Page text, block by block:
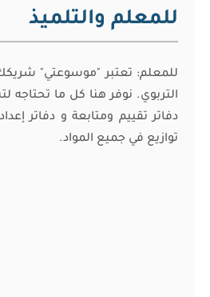
للمعلم والتلميذ
للمعلم: تعتبر "موسوعتي"
التربوي. نوفر هنا كل ما تحتاجه
دفاتر تقييم ومتابعة و دفاتر
توازيع في جميع المواد.